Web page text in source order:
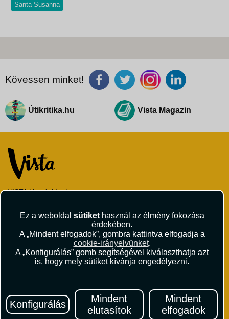
Ez a weboldal sütikethasznál az élmény fokozása
érdekében.
A „Mindent elfogadok”, gombra kattintva elfogadja a
cookie-irányelvünket.
A „Konfigurálás” gomb segítségével kiválaszthatja azt
is, hogy mely sütiket kívánja engedélyezni.
Konfigurálás
Mindent
elutasítok
Mindent
elfogadok
Santa Susanna
Kövessen minket!
Útikritika.hu Vista Magazin
VISTA Utazási Iroda
Andrássy út 1.
andrassy@vista.hu
Utasbiztosítás
Vízumügyintézés